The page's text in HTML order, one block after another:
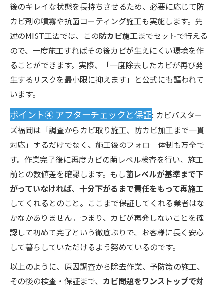
後のキレイな状態を長持ちさせるため、必要に応じて防
カビ剤の噴霧や抗菌コーティング施工も実施します。先
述のMIST工法では、この防カビ施工までセットで行える
ので、一度施工すればその後カビが生えにくい環境を作
ることができます。実際、「一度除去したカビが再び発
生するリスクを最小限に抑えます」と公式にも謳われて
います。
ポイント④ アフターチェックと保証: カビバスター
ズ福岡は「調査からカビ取り施工、防カビ加工まで一貫
対応」するだけでなく、施工後のフォロー体制も万全で
す。作業完了後に再度カビの菌レベル検査を行い、施工
前との数値差を確認します。もし菌レベルが基準まで下
がっていなければ、十分下がるまで責任をもって再施工
してくれるとのこと。ここまで保証してくれる業者はな
かなかありません。つまり、カビが再発しないことを確
認して初めて完了という徹底ぶりで、お客様に長く安心
して暮らしていただけるよう努めているのです。
以上のように、原因調査から除去作業、予防策の施工、
その後の検査・保証まで、 カビ問題をワンストップで対